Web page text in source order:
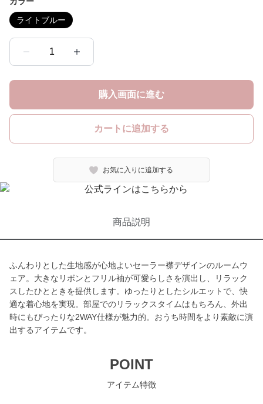
ライトブルー
1
購入画面に進む
カートに追加する
お気に入りに追加する
商品説明
ふんわりとした生地感が心地よいセーラー襟デザインのルームウ
ェア。大きなリボンとフリル袖が可愛らしさを演出し、リラック
スしたひとときを提供します。ゆったりとしたシルエットで、快
適な着心地を実現。部屋でのリラックスタイムはもちろん、外出
時にもぴったりな2WAY仕様が魅力的。おうち時間をより素敵に演
出するアイテムです。
POINT
アイテム特徴